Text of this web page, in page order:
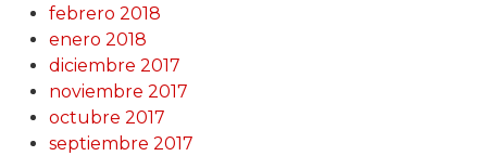
febrero 2018
enero 2018
diciembre 2017
noviembre 2017
octubre 2017
septiembre 2017